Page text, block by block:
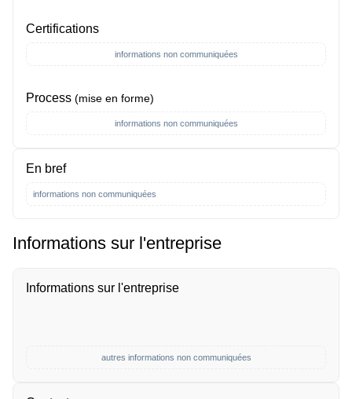
Certifications
informations non communiquées
Process (mise en forme)
informations non communiquées
En bref
informations non communiquées
Informations sur l'entreprise
Informations sur l'entreprise
autres informations non communiquées